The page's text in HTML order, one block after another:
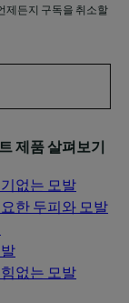
제든지 구독을 취소할
제품 살펴보기
없는 모발
한 두피와 모발
없는 모발